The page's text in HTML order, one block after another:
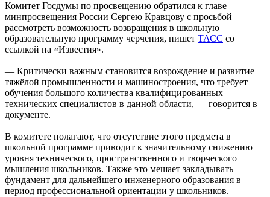
Комитет Госдумы по просвещению обратился к главе
минпросвещения России Сергею Кравцову с просьбой
рассмотреть возможность возвращения в школьную
образовательную программу черчения, пишет ТАСС со
ссылкой на «Известия».
— Критически важным становится возрождение и развитие
тяжёлой промышленности и машиностроения, что требует
обучения большого количества квалифицированных
технических специалистов в данной области, — говорится в
документе.
В комитете полагают, что отсутствие этого предмета в
школьной программе приводит к значительному снижению
уровня технического, пространственного и творческого
мышления школьников. Также это мешает закладывать
фундамент для дальнейшего инженерного образования в
период профессиональной ориентации у школьников.